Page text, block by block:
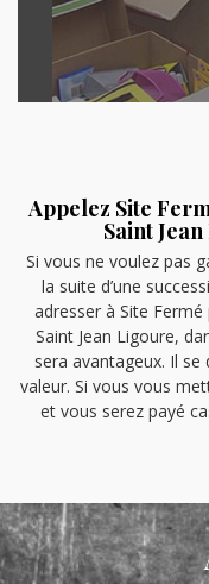
Appelez Site
Saint
Si vous ne voulez pas
la suite d’une
adresser à Site Fermé
Saint Jean Ligoure,
sera avantageux. Il
valeur. Si vous vous
et vous serez payé